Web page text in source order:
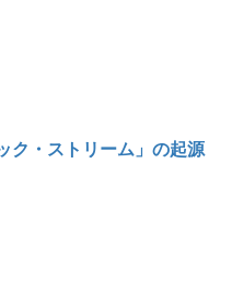
ク・ストリーム」の起源